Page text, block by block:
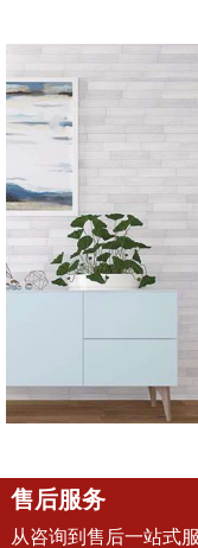
售后服务
从咨询到售后一站式